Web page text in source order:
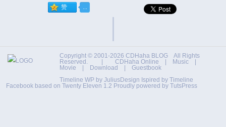
Copyright © 2001-2026 CDHaha BLOG All Rights
Reserved. | CDHaha Online | Music |
Movie | Download | Guestbook
Timeline WP by JuliusDesign Ispired by Timeline
Facebook based on Twenty Eleven 1.2 Proudly powered by TutsPress